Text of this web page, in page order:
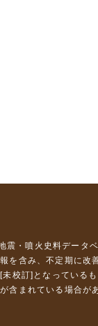
震・噴火史料データ
を含み、不定期に改
校訂]となっている
含まれている場合が